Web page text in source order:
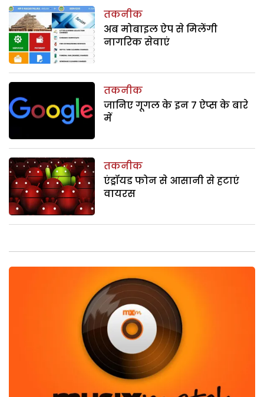
तकनीक
अब मोबाइल ऐप से मिलेंगी
नागरिक सेवाएं
तकनीक
जानिए गूगल के इन 7 ऐप्स के बारे
में
तकनीक
एंड्रॉयड फोन से आसानी से हटाएं
वायरस